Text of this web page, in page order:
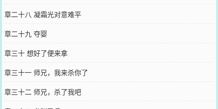
章二十八 凝霜光对意难平
章二十九 夺婴
章三十 想好了便来拿
章三十一 师兄，我来杀你了
章三十二 师兄，杀了我吧